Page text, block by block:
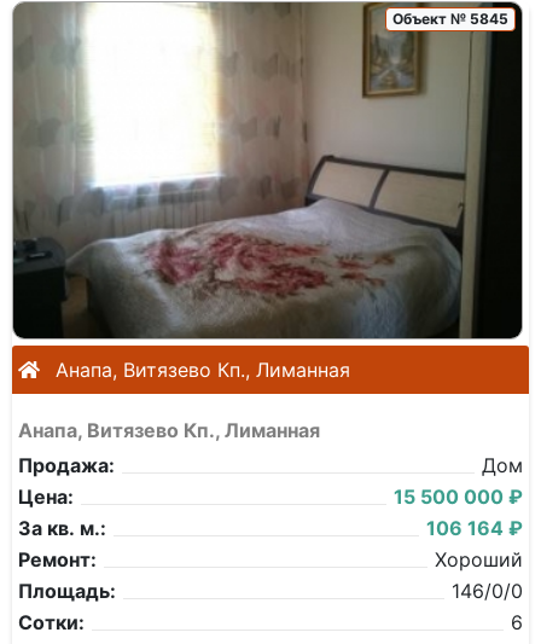
Объект № 5845
Анапа, Витязево Кп., Лиманная
Анапа, Витязево Кп., Лиманная
Продажа:
Дом
Цена:
15 500 000 ₽
За кв. м.:
106 164 ₽
Ремонт:
Хороший
Площадь:
146/0/0
Сотки:
6